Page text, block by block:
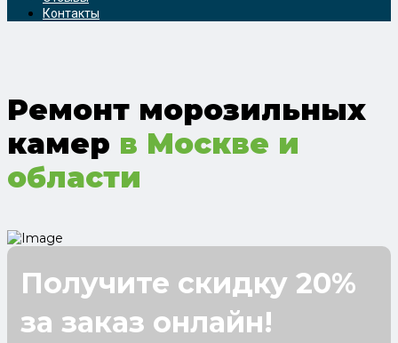
Контакты
Ремонт морозильных
камер в Москве и
области
Получите скидку 20%
за заказ онлайн!